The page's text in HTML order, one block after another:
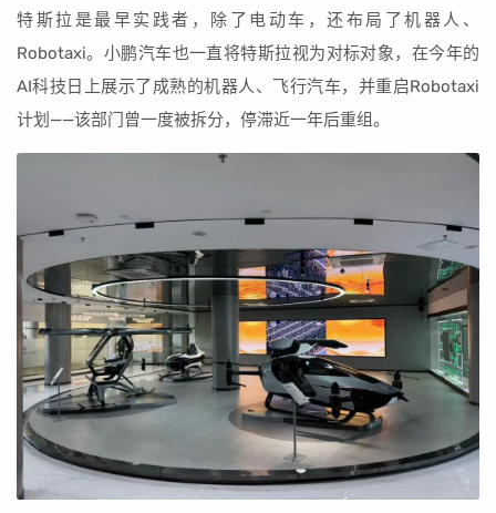
特斯拉是最早实践者，除了电动车，还布局了机器人、
Robotaxi。小鹏汽车也一直将特斯拉视为对标对象，在今年的
AI科技日上展示了成熟的机器人、飞行汽车，并重启Robotaxi
计划——该部门曾一度被拆分，停滞近一年后重组。